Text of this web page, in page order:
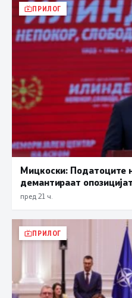
ПРИЛОГ
Мицкоски: Податоците
демантираат
пред 21 ч.
ПРИЛОГ